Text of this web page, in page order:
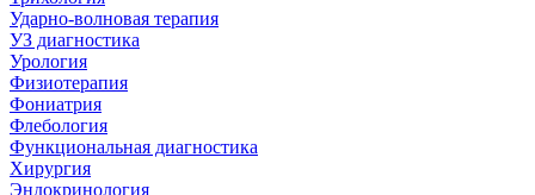
Ударно-волновая терапия
УЗ диагностика
Урология
Физиотерапия
Фониатрия
Флебология
Функциональная диагностика
Хирургия
Эндокринология